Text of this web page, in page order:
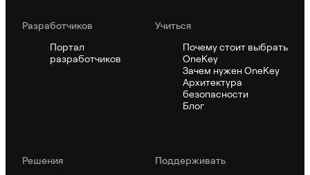
Pазработчиков
Портал
разработчиков
Учиться
Почему стоит выбрать
OneKey
Зачем нужен OneKey
Архитектура
безопасности
Блог
Решения
Поддерживать